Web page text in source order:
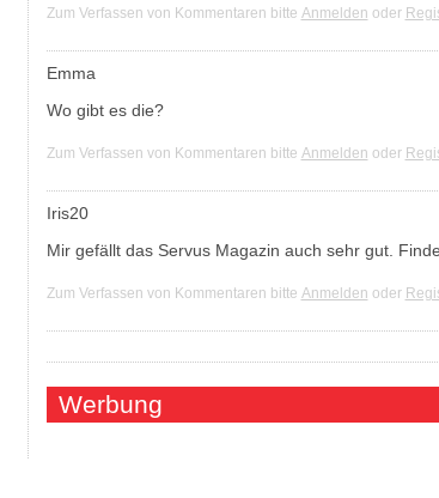
Zum Verfassen von Kommentaren bitte Anmelden oder
Emma
Wo gibt es die?
Zum Verfassen von Kommentaren bitte Anmelden oder
Iris20
Mir gefällt das Servus Magazin auch sehr gut.
Zum Verfassen von Kommentaren bitte Anmelden oder
Werbung